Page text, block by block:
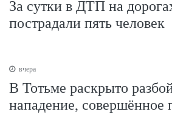
За сутки в ДТП на
пострадали пять человек
вчера
В Тотьме раскрыто
нападение, совершённое